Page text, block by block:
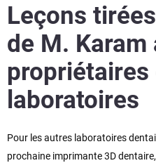
Leçons
de M. Karam
propriétaires
laboratoires
Pour les autres laboratoires
prochaine imprimante 3D